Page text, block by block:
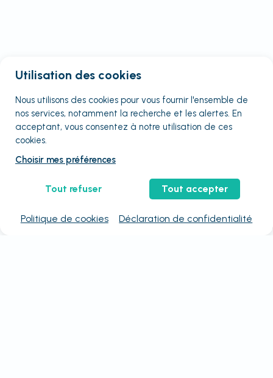
Utilisation des cookies
Nous utilisons des cookies pour vous fournir l'ensemble de
nos services, notamment la recherche et les alertes. En
acceptant, vous consentez à notre utilisation de ces
cookies.
Choisir mes préférences
Tout refuser Tout accepter
Politique de cookies Déclaration de confidentialité